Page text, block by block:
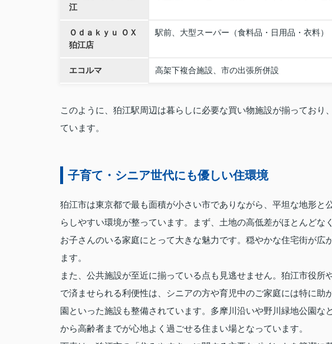
江
Ｏｄａｋｙｕ ＯＸ
狛江店
駅前、大型スーパー（食料品・日用品・衣料）
エコルマ 高架下複合施設、市の出張所併設
このように、狛江駅周辺は暮らしに必要な買い物施設が揃ってお
ています。
子育て・シニア世代にも優しい住環境
狛江市は東京都で最も面積が小さい市でありながら、平坦な地形
らしやすい環境が整っています。まず、土地の高低差がほとんど
お子さんのいる家庭にとって大きな魅力です。穏やかな住宅街が
ます。
また、公共施設が至近に揃っている点も見逃せません。狛江市役
で済ませられる利便性は、シニアの方や育児中のご家庭には特に
園といった施設も整備されています。多摩川沿いや野川緑地公園
から高齢者までが心地よく過ごせる住まい場となっています。